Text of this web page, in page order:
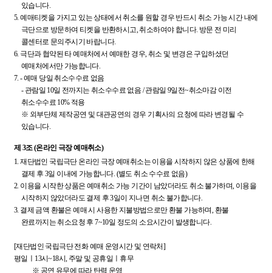
있습니다.
5. 예매티켓을 가지고 있는 상태에서 취소를 원할 경우 반드시 취소 가능 시간 내에
극단으로 방문하여 티켓을 반환하시고, 취소하여야 합니다. 방문 전 미리
콜센터로 문의주시기 바랍니다.
6. 극단과 협약된 타 예매처에서 예매한 경우, 취소 및 변경은 구입하셨던
예매처에서만 가능합니다.
7. - 예매 당일 취소수수료 없음
- 관람일 10일 전까지는 취소수수료 없음 / 관람일 9일전~취소마감 이전
취소수수료 10% 적용
※ 외부단체 제작공연 및 대관공연의 경우 기획사의 요청에 따라 변경될 수
있습니다.
제 3조 (온라인 극장 예매취소)
1. 재단법인 국립극단 온라인 극장 예매취소는 이용을 시작하지 않은 상품에 한해
결제 후 3일 이내에 가능합니다. (별도 취소 수수료 없음)
2. 이용을 시작한 상품은 예매취소 가능 기간이 남았더라도 취소 불가하며, 이용을
시작하지 않았더라도 결제 후 3일이 지나면 취소 불가합니다.
3. 결제 금액 환불은 예매 시 사용한 지불방법으로만 환불 가능하며, 환불
완료까지는 취소요청 후 7~10일 정도의 소요시간이 발생합니다.
[재단법인 국립극단 전화 예매 운영시간 및 연락처]
평일ㅣ13시~18시, 주말 및 공휴일ㅣ휴무
※ 공연 유무에 따라 탄력 운영